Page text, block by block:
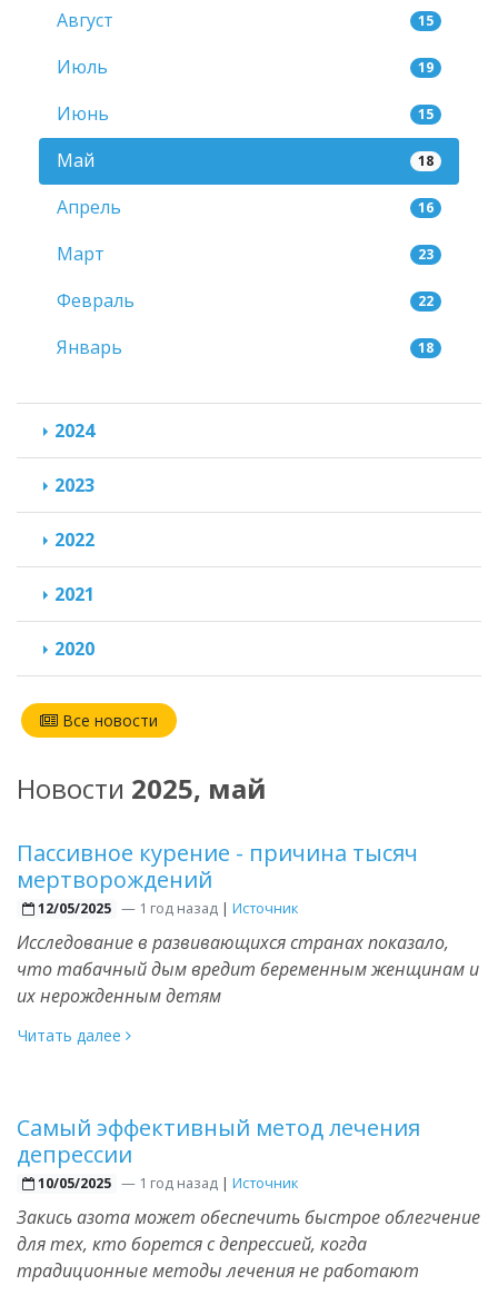
Новости 2025, май
Пассивное курение - причина тысяч
мертворождений
12/05/2025 —1 год назад | Источник
Исследование в развивающихся странах показало,
что табачный дым вредит беременным женщинам и
их нерожденным детям
Читать далее
Самый эффективный метод лечения
депрессии
10/05/2025 —1 год назад | Источник
Закись азота может обеспечить быстрое облегчение
для тех, кто борется с депрессией, когда
традиционные методы лечения не работают
Август 15
Июль 19
Июнь 15
Май 18
Апрель 16
Март 23
Февраль 22
Январь 18
2024
2023
2022
2021
2020
Все новости